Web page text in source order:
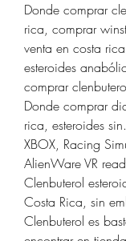
Donde comprar
rica, comprar
venta en costa
esteroides
comprar
Donde comprar
rica, esteroides
XBOX, Racing
AlienWare VR
Clenbuterol
Costa Rica, sin
Clenbuterol es